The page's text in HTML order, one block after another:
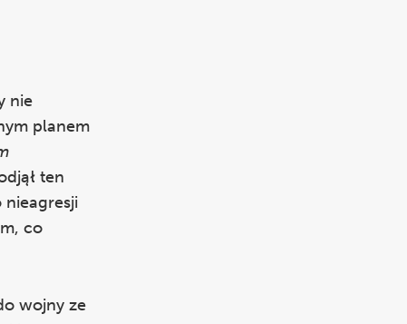
nie
planem
ten
nieagresji
co
wojny ze